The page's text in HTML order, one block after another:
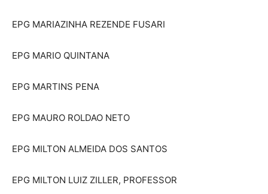
EPG MARIAZINHA REZENDE FUSARI
EPG MARIO QUINTANA
EPG MARTINS PENA
EPG MAURO ROLDAO NETO
EPG MILTON ALMEIDA DOS SANTOS
EPG MILTON LUIZ ZILLER, PROFESSOR